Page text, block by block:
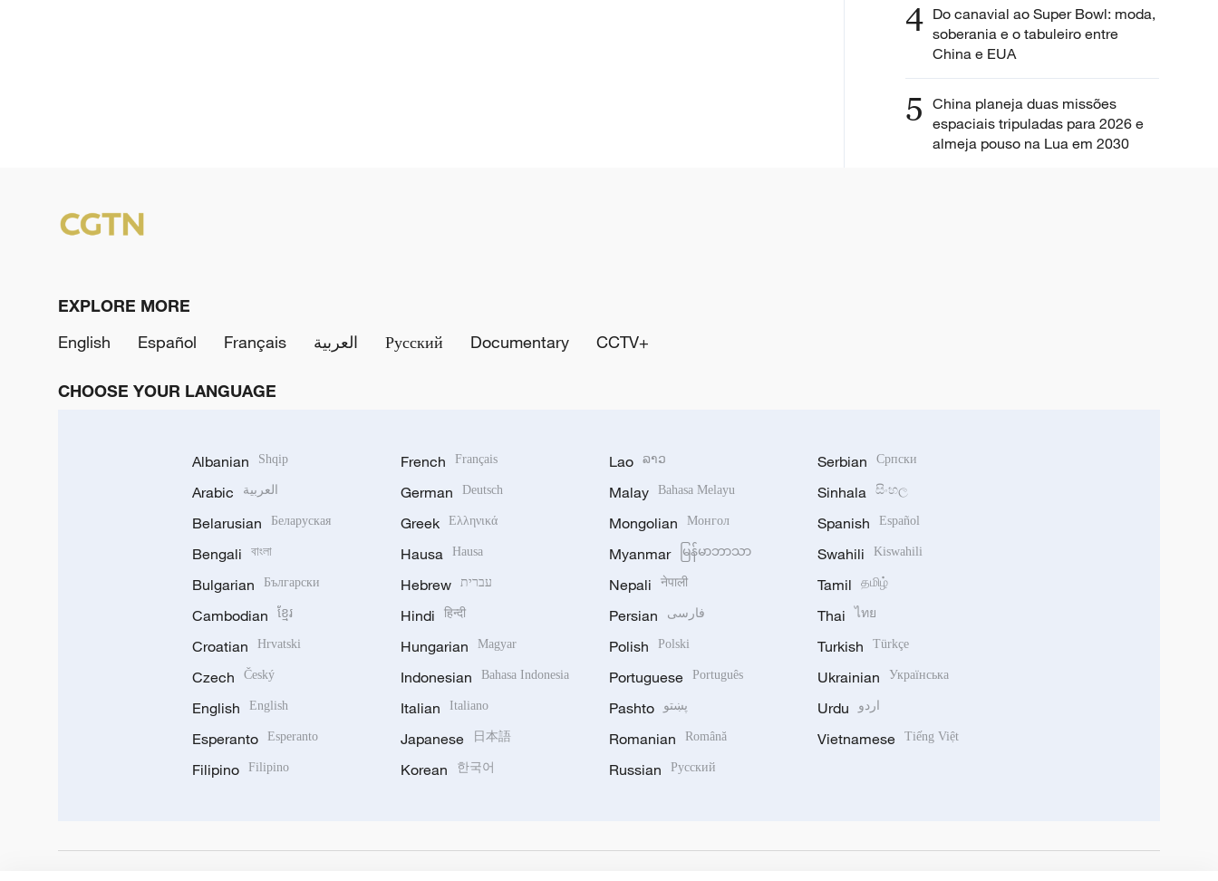
4 Do canavial ao Super Bowl: moda,
soberania e o tabuleiro entre
China e EUA
5 China planeja duas missões
espaciais tripuladas para 2026 e
almeja pouso na Lua em 2030
EXPLORE MORE
English
Español Français العربية Русский Documentary CCTV+
CHOOSE YOUR LANGUAGE
Albanian Shqip
Arabic العربية
Belarusian Беларуская
Bengali বাংলা
Bulgarian Български
Cambodian ខ្មែរ
Croatian Hrvatski
Czech Český
English English
Esperanto Esperanto
Filipino Filipino
French Français
German Deutsch
Greek Ελληνικά
Hausa Hausa
Hebrew עברית
Hindi हिन्दी
Hungarian Magyar
Indonesian Bahasa Indonesia
Italian Italiano
Japanese 日本語
Korean 한국어
Lao ລາວ
Malay Bahasa Melayu
Mongolian Монгол
Myanmar မြန်မာဘာသာ
Nepali नेपाली
Persian فارسی
Polish Polski
Portuguese Português
Pashto پښتو
Romanian Română
Russian Русский
Serbian Српски
Sinhala සිංහල
Spanish Español
Swahili Kiswahili
Tamil தமிழ்
Thai ไทย
Turkish Türkçe
Ukrainian Українська
Urdu اردو
Vietnamese Tiếng Việt